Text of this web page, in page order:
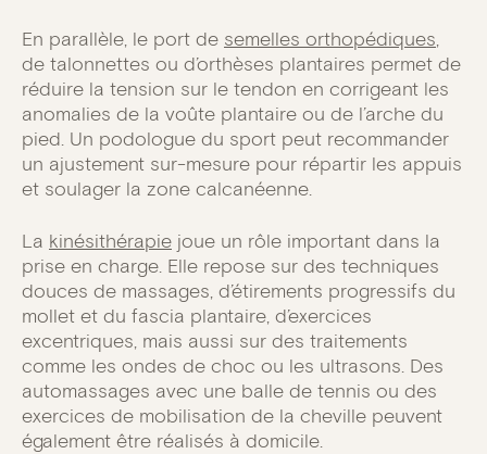
En parallèle, le port de semelles orthopédiques,
de talonnettes ou d’orthèses plantaires permet de
réduire la tension sur le tendon en corrigeant les
anomalies de la voûte plantaire ou de l’arche du
pied. Un podologue du sport peut recommander
un ajustement sur-mesure pour répartir les appuis
et soulager la zone calcanéenne.
La kinésithérapie joue un rôle important dans la
prise en charge. Elle repose sur des techniques
douces de massages, d’étirements progressifs du
mollet et du fascia plantaire, d’exercices
excentriques, mais aussi sur des traitements
comme les ondes de choc ou les ultrasons. Des
automassages avec une balle de tennis ou des
exercices de mobilisation de la cheville peuvent
également être réalisés à domicile.